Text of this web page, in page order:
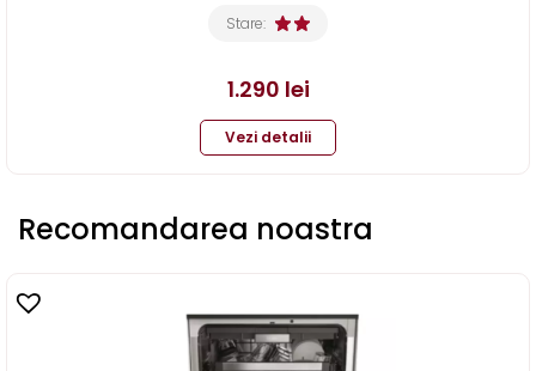
Stare:
1.290 lei
Vezi detalii
Recomandarea noastra